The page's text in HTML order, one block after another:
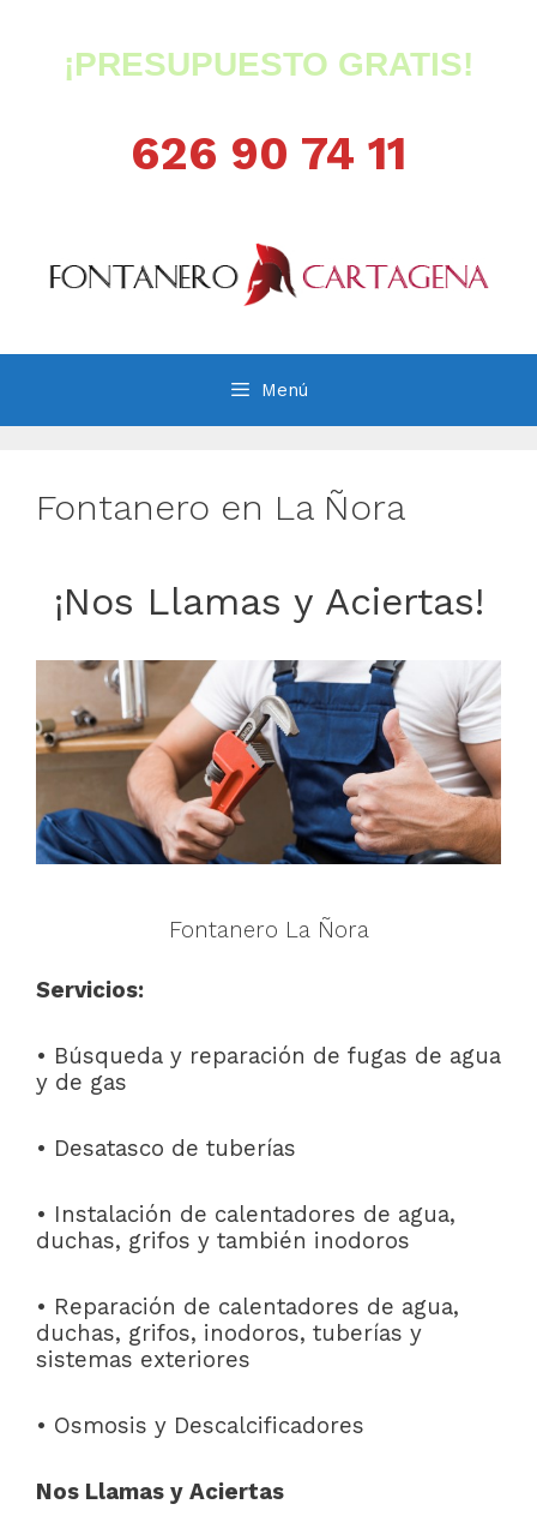
contenido¡PRESUPUESTO GRATIS!
626 90 74 11
Menú
Fontanero en La Ñora
¡Nos Llamas y Aciertas!
Fontanero La Ñora
Servicios:
• Búsqueda y reparación de fugas de agua
y de gas
• Desatasco de tuberías
• Instalación de calentadores de agua,
duchas, grifos y también inodoros
• Reparación de calentadores de agua,
duchas, grifos, inodoros, tuberías y
sistemas exteriores
• Osmosis y Descalcificadores
Nos Llamas y Aciertas